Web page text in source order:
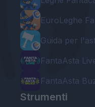
EuroLeghe
Guida per
FantaAsta
FantaAsta
Strumenti